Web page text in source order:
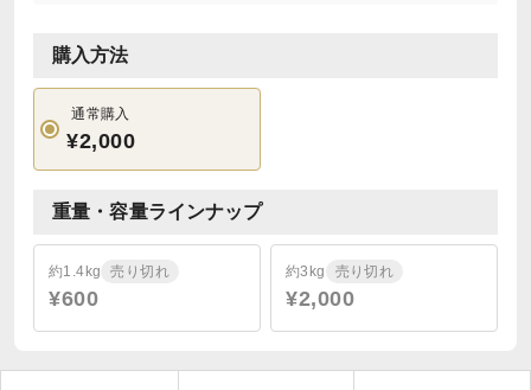
購入方法
通常購入
¥2,000
重量・容量ラインナップ
約1.4kg 売り切れ
¥600
約3kg 売り切れ
¥2,000